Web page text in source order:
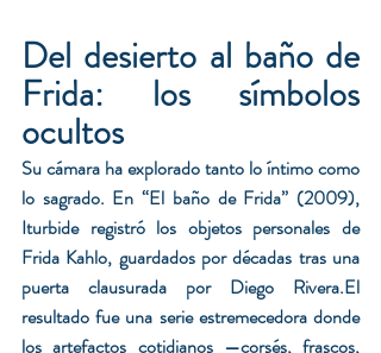
Del desierto al baño de
Frida: los símbolos
ocultos
Su cámara ha explorado tanto lo íntimo como
lo sagrado. En “El baño de Frida” (2009),
Iturbide registró los objetos personales de
Frida Kahlo, guardados por décadas tras una
puerta clausurada por Diego Rivera.El
resultado fue una serie estremecedora donde
los artefactos cotidianos —corsés, frascos,